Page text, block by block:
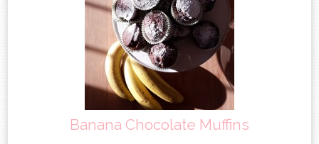
Banana Chocolate Muffins